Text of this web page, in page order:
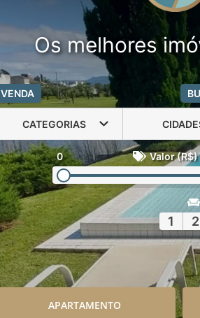
Os melhores
VENDA
CATEGORIAS
0 Valor (R$)
1 2
APARTAMENTO